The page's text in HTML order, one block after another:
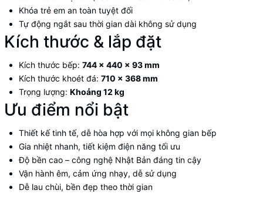
Khóa trẻ em an toàn tuyệt đối
Tự động ngắt sau thời gian dài không sử dụng
Kích thước & lắp đặt
Kích thước bếp: 744 x 440 x 93 mm
Kích thước khoét đá: 710 x 368 mm
Trọng lượng: Khoảng 12 kg
Ưu điểm nổi bật
Thiết kế tinh tế, dễ hòa hợp với mọi không gian bếp
Gia nhiệt nhanh, tiết kiệm điện năng tối ưu
Độ bền cao – công nghệ Nhật Bản đáng tin cậy
Vận hành êm, cảm ứng nhạy, dễ sử dụng
Dễ lau chùi, bền đẹp theo thời gian